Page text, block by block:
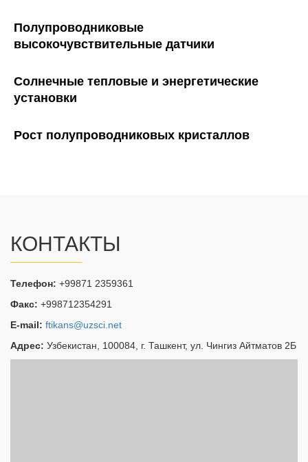
Полупроводниковые
высокочувствительные датчики
Солнечные тепловые и энергетические
установки
Рост полупроводниковых кристаллов
КОНТАКТЫ
Телефон: +99871 2359361
Факс: +998712354291
E-mail: ftikans@uzsci.net
Адрес: Узбекистан, 100084, г. Ташкент, ул. Чингиз Айтматов 2Б